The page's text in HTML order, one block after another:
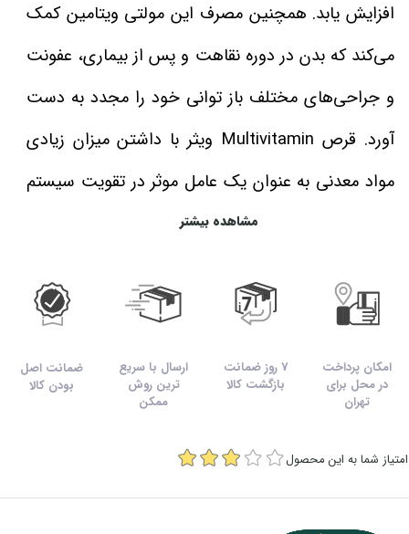
افزایش یابد. همچنین مصرف این مولتی ویتامین کمک
می‌کند که بدن در دوره نقاهت و پس از بیماری، عفونت
و جراحی‌های مختلف باز توانی خود را مجدد به دست
آورد. قرص Multivitamin ویثر با داشتن میزان زیادی
مواد معدنی به عنوان یک عامل موثر در تقویت سیستم
ایمنی بدن تا حد زیادی نقش دارد و از بدن در برابر
مشاهده بیشتر
امکان پرداخت
در محل برای
تهران
7 روز ضمانت
بازگشت کالا
ارسال با سریع
ترین روش
ممکن
ضمانت اصل
بودن کالا
امتیاز شما به این محصول